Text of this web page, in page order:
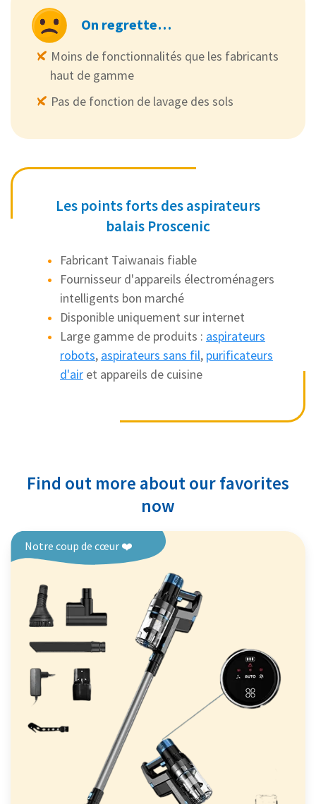
On regrette…
Moins de fonctionnalités que les fabricants
haut de gamme
Pas de fonction de lavage des sols
Les points forts des aspirateurs
balais Proscenic
Fabricant Taiwanais fiable
Fournisseur d'appareils électroménagers
intelligents bon marché
Disponible uniquement sur internet
Large gamme de produits : aspirateurs
robots, aspirateurs sans fil, purificateurs
d'air et appareils de cuisine
Find out more about our favorites
now
Notre coup de cœur ❤️